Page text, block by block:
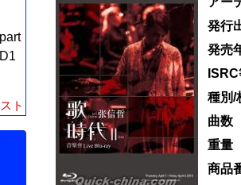
ト
発行
発売
種別/
曲数
重量
商品